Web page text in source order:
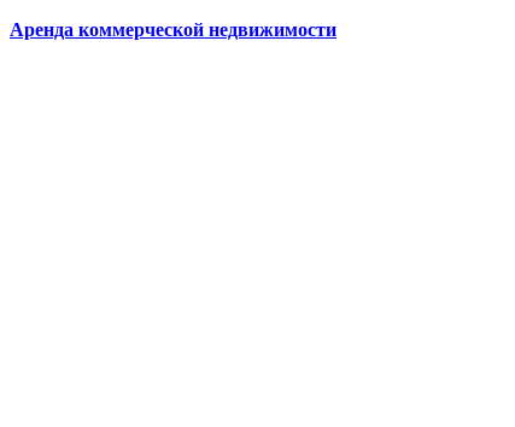
Аренда коммерческой недвижимости